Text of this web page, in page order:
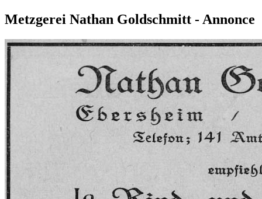
Metzgerei Nathan Goldschmitt - Annonce